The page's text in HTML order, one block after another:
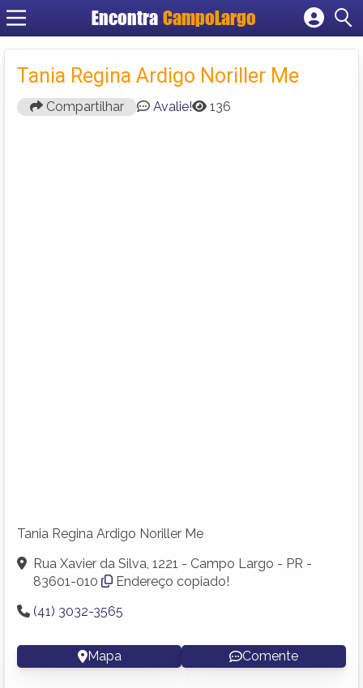
Encontra CampoLargo
Cadastrar empresa
Criar conta
Tania Regina Ardigo Noriller Me
Compartilhar Avalie! 136
Tania Regina Ardigo Noriller Me
Rua Xavier da Silva, 1221 - Campo Largo - PR -
83601-010
Endereço copiado!
(41) 3032-3565
Mapa Comente